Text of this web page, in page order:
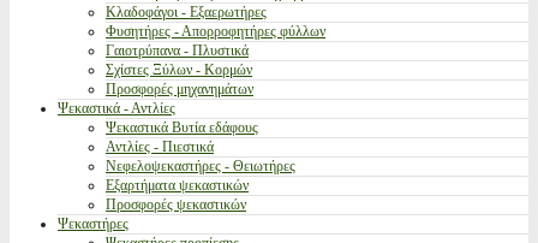
Κλαδοφάγοι - Εξαερωτήρες
Φυσητήρες - Απορροφητήρες φύλλων
Γαιοτρύπανα - Πλυστικά
Σχίστες Ξύλων - Κορμών
Προσφορές μηχανημάτων
Ψεκαστικά - Αντλίες
Ψεκαστικά Βυτία εδάφους
Αντλίες - Πιεστικά
Νεφελοψεκαστήρες - Θειωτήρες
Εξαρτήματα ψεκαστικών
Προσφορές ψεκαστικών
Ψεκαστήρες